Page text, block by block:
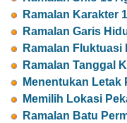
Ramalan Karakter
Ramalan Garis
Ramalan
Ramalan Tanggal
Menentukan Letak
Memilih Lokasi
Ramalan Batu